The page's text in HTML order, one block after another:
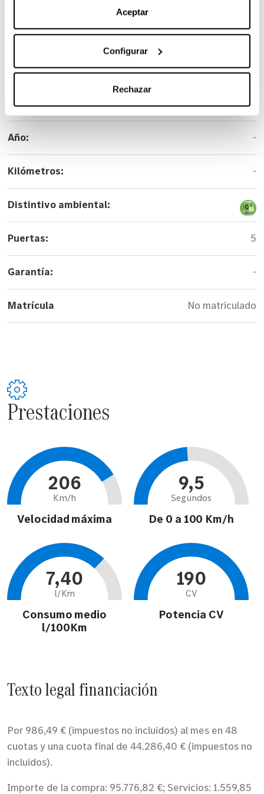
Aceptar
Configurar
Rechazar
Carrocería: Monovolumen
Versión: 250 d Avantgarde Largo
Color: Blanco
Año: -
Kilómetros: -
Distintivo ambiental:
Puertas: 5
Garantía: -
Matrícula No matriculado
Prestaciones
206
Km/h
Velocidad máxima
9,5
Segundos
De 0 a 100 Km/h
7,40
l/Km
Consumo medio
l/100Km
190
CV
Potencia CV
Texto legal financiación
Por 986,49 € (impuestos no incluidos) al mes en 48
cuotas y una cuota final de 44.286,40 € (impuestos no
incluidos).
Importe de la compra: 95.776,82 €; Servicios: 1.559,85